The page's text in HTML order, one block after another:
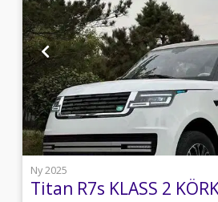
Ny 2025
Titan R7s KLASS 2